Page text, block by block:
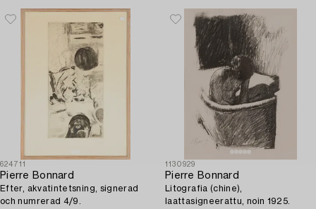
624711
Pierre Bonnard
Efter, akvatintetsning, signerad
och numrerad 4/9.
1130929
Pierre Bonnard
Litografia (chine),
laattasigneerattu, noin 1925.